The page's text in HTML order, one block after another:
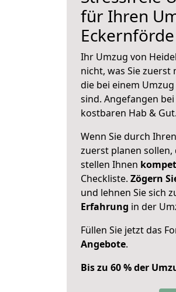
für Ihren
Eckernförde
Ihr Umzug von
nicht, was Sie zuerst
die bei einem
sind. Angefangen
kostbaren Hab & Gut.
Wenn Sie durch
zuerst planen
stellen Ihnen
Checkliste. Zögern
und lehnen Sie sich
Erfahrung in der
Füllen Sie jetzt das
Angebote.
Bis zu 60 % der